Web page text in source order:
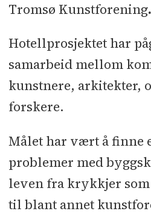
fjellvegger, men
konstruksjoner.
Krykkja er i sterk
Fastlands-Norge,
regnet som stabil
Krykkje har
omtrent som en
grå overside og
men bena er
Tromsø Kunstforening.
Hotellprosjektet har
samarbeid mellom
kunstnere, arkitekter,
forskere.
Målet har vært å finne
problemer med
leven fra krykkjer som
til blant annet